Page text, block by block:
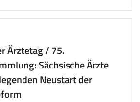
Ärztetag / 75.
Sächsische Ärzte
Neustart der